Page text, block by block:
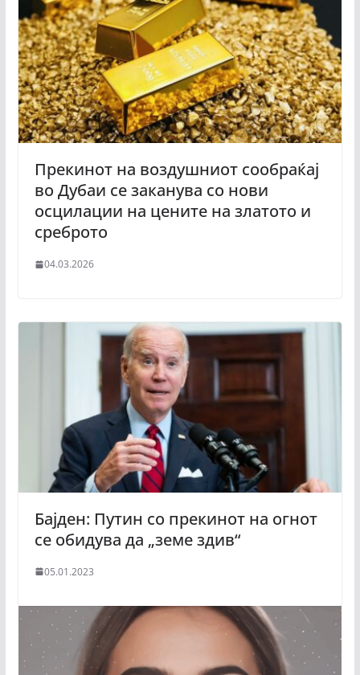
Прекинот на воздушниот сообраќај
во Дубаи се заканува со нови
осцилации на цените на златото и
среброто
04.03.2026
Бајден: Путин со прекинот на огнот
се обидува да „земе здив“
05.01.2023